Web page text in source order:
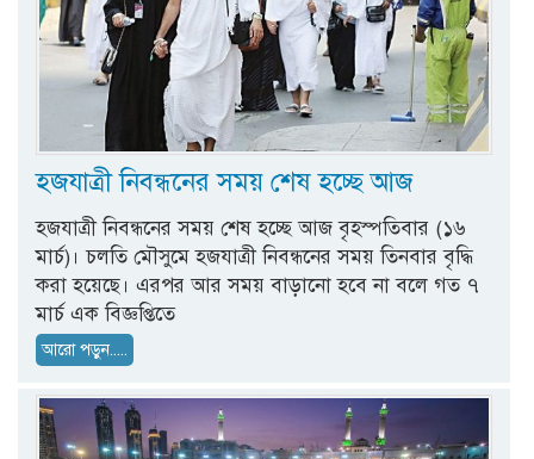
হজযাত্রী নিবন্ধনের সময় শেষ হচ্ছে আজ
হজযাত্রী নিবন্ধনের সময় শেষ হচ্ছে আজ বৃহস্পতিবার (১৬
মার্চ)। চলতি মৌসুমে হজযাত্রী নিবন্ধনের সময় তিনবার বৃদ্ধি
করা হয়েছে। এরপর আর সময় বাড়ানো হবে না বলে গত ৭
মার্চ এক বিজ্ঞপ্তিতে
আরো পড়ুন.....